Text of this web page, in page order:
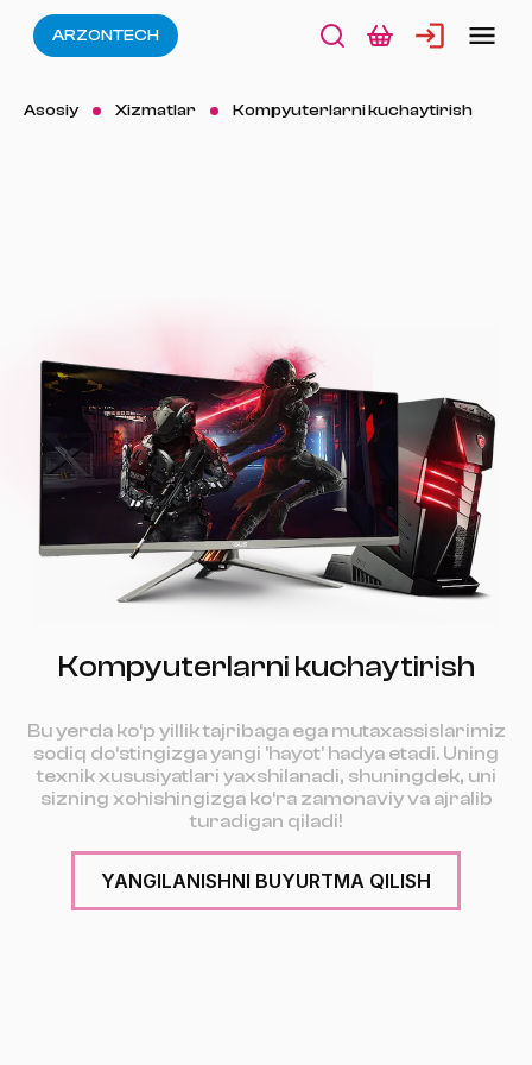
ARZONTECH
Asosiy Xizmatlar Kompyuterlarni kuchaytirish
Kompyuterlarni kuchaytirish
Bu yerda ko‘p yillik tajribaga ega mutaxassislarimiz
sodiq do‘stingizga yangi 'hayot' hadya etadi. Uning
texnik xususiyatlari yaxshilanadi, shuningdek, uni
sizning xohishingizga ko‘ra zamonaviy va ajralib
turadigan qiladi!
YANGILANISHNI BUYURTMA QILISH